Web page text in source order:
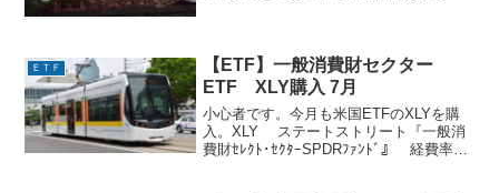
Ｓ 野村日本...
ＥＴＦ
【ETF】一般消費財セクター
ETF XLY購入 7月
小心者です。今月も米国ETFのXLYを購
入。XLY ステートストリート『一般消
費財ｾﾚｸﾄ･ｾｸﾀｰSPDRﾌｧﾝﾄﾞ』 経費率